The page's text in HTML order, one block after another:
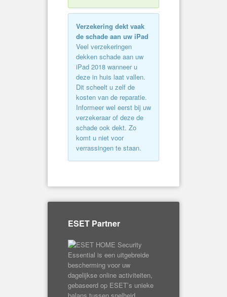
Verzekering dekt vaak
de schade aan uw iPad
Veel verzekeringen
dekken schade aan uw
iPad 2018 wanneer u
deze in huis laat vallen.
Dit scheelt u zelf de
kosten van de reparatie.
Informeer wel eerst bij uw
verzekeraar of deze de
schade ook dekt. Zo
komt u niet voor
verrassingen te staan.
ESET Partner